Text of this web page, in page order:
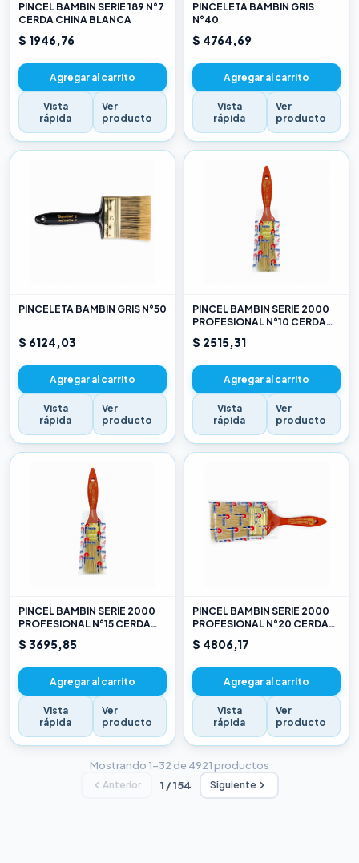
PINCEL BAMBIN SERIE 189 N°7
CERDA CHINA BLANCA
$ 1946,76
Agregar al carrito
Vista
rápida
Ver
producto
PINCELETA BAMBIN GRIS
N°40
$ 4764,69
Agregar al carrito
Vista
rápida
Ver
producto
PINCELETA BAMBIN GRIS N°50
$ 6124,03
Agregar al carrito
Vista
rápida
Ver
producto
PINCEL BAMBIN SERIE 2000
PROFESIONAL N°10 CERDA
CHINA BLANCA
$ 2515,31
Agregar al carrito
Vista
rápida
Ver
producto
PINCEL BAMBIN SERIE 2000
PROFESIONAL N°15 CERDA
CHINA BLANCA
$ 3695,85
Agregar al carrito
Vista
rápida
Ver
producto
PINCEL BAMBIN SERIE 2000
PROFESIONAL N°20 CERDA
CHINA BLANCA
$ 4806,17
Agregar al carrito
Vista
rápida
Ver
producto
Mostrando 1–32 de 4921 productos
Anterior 1 / 154 Siguiente